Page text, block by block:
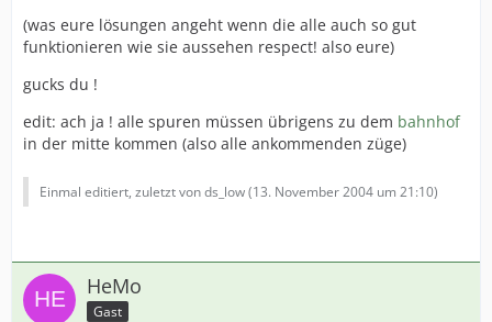
(was eure lösungen angeht wenn die alle auch so gut
funktionieren wie sie aussehen respect! also eure)
gucks du !
edit: ach ja ! alle spuren müssen übrigens zu dem bahnhof
in der mitte kommen (also alle ankommenden züge)
Einmal editiert, zuletzt von ds_low (13. November 2004 um 21:10)
HeMo
Gast